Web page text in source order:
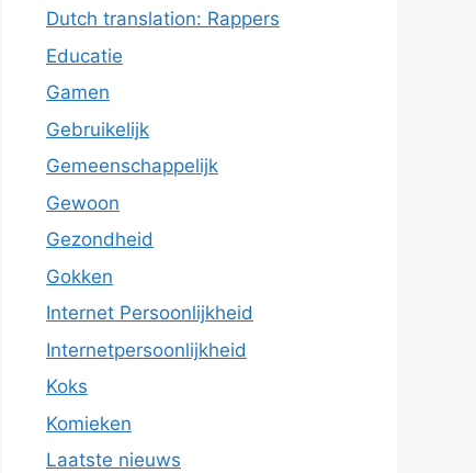
Dutch translation: Rappers
Educatie
Gamen
Gebruikelijk
Gemeenschappelijk
Gewoon
Gezondheid
Gokken
Internet Persoonlijkheid
Internetpersoonlijkheid
Koks
Komieken
Laatste nieuws